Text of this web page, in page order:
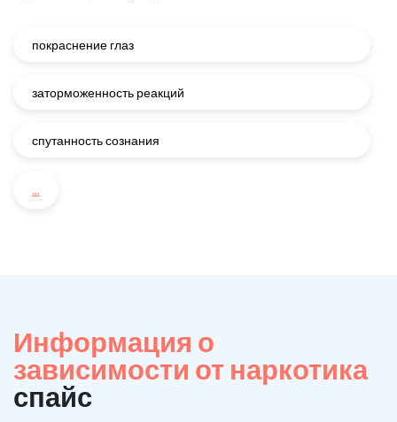
покраснение глаз
заторможенность реакций
спутанность сознания
...
Информация о
зависимости от наркотика
спайс